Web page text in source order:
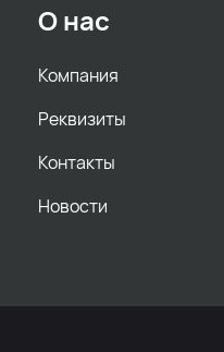
О нас
Компания
Реквизиты
Контакты
Новости